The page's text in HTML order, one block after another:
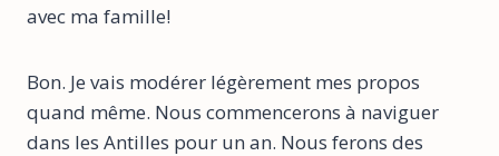
avec ma famille!
Bon. Je vais modérer légèrement mes propos
quand même. Nous commencerons à naviguer
dans les Antilles pour un an. Nous ferons des